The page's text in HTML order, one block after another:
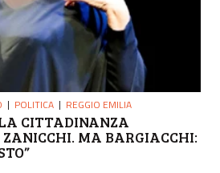
POLITICA REGGIO EMILIA
CITTADINANZA
MA BARGIACCHI: